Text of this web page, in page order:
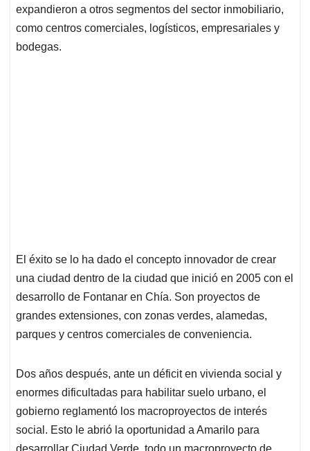
expandieron a otros segmentos del sector inmobiliario,
como centros comerciales, logísticos, empresariales y
bodegas.
El éxito se lo ha dado el concepto innovador de crear
una ciudad dentro de la ciudad que inició en 2005 con el
desarrollo de Fontanar en Chía. Son proyectos de
grandes extensiones, con zonas verdes, alamedas,
parques y centros comerciales de conveniencia.
Dos años después, ante un déficit en vivienda social y
enormes dificultadas para habilitar suelo urbano, el
gobierno reglamentó los macroproyectos de interés
social. Esto le abrió la oportunidad a Amarilo para
desarrollar Ciudad Verde, todo un macroproyecto de